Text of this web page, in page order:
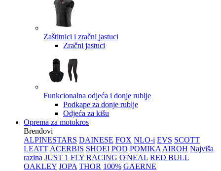
Zaštitnici i zračni jastuci
Zračni jastuci
Funkcionalna odjeća i donje rublje
Podkape za donje rublje
Odjeća za kišu
Oprema za motokros
Brendovi
ALPINESTARS DAINESE FOX NLO-i EVS SCOTT
LEATT ACERBIS SHOEI POD POMIKA AIROH Najviša
razina JUST 1 FLY RACING O'NEAL RED BULL
OAKLEY JOPA THOR 100% GAERNE